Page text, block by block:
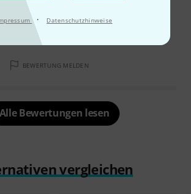
· Datenschutzhinweise
Arbeitsplatz befestigt. Dann kann man
in passender Höhe ausrichten.
Stativen ist man meist zu hoch.
BEWERTUNG MELDEN
Alle Bewertungen lesen
vergleichen